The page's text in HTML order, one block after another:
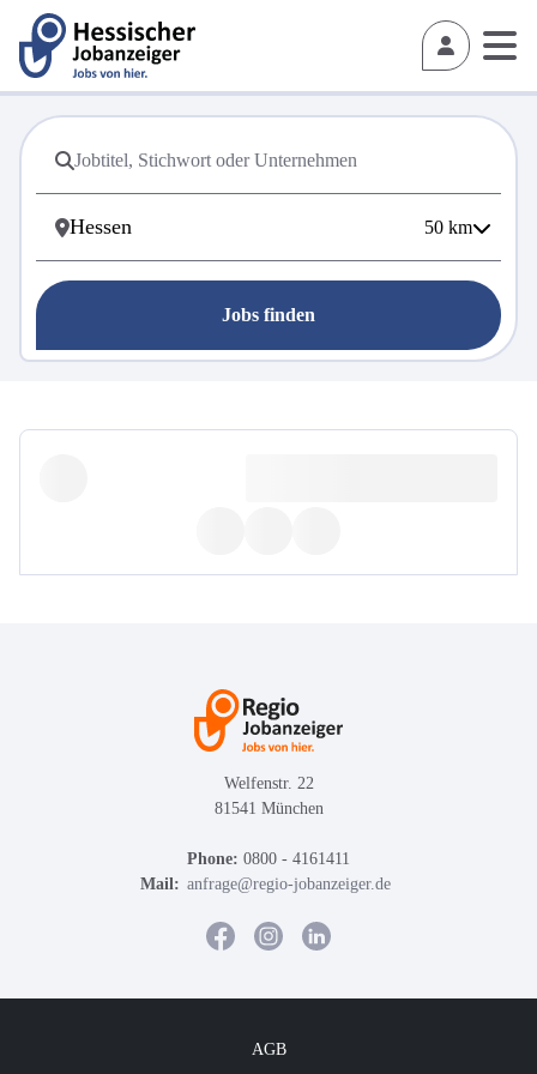
50 km
Jobs finden
Welfenstr. 22
81541 München
Phone: 0800 - 4161411
Mail: anfrage@regio-jobanzeiger.de
AGB